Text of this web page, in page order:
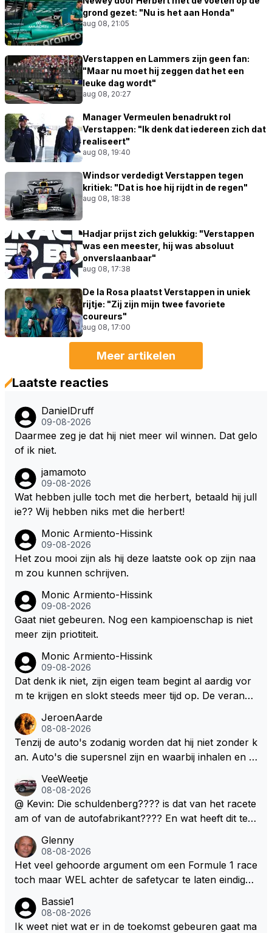
grond gezet: "Nu is het aan Honda"
aug 08, 21:05
Verstappen en Lammers zijn geen fan:
"Maar nu moet hij zeggen dat het een
leuke dag wordt"
aug 08, 20:27
Manager Vermeulen benadrukt rol
Verstappen: "Ik denk dat iedereen zich dat
realiseert"
aug 08, 19:40
Windsor verdedigt Verstappen tegen
kritiek: "Dat is hoe hij rijdt in de regen"
aug 08, 18:38
Hadjar prijst zich gelukkig: "Verstappen
was een meester, hij was absoluut
onverslaanbaar"
aug 08, 17:38
De la Rosa plaatst Verstappen in uniek
rijtje: "Zij zijn mijn twee favoriete
coureurs"
aug 08, 17:00
Meer artikelen
Laatste reacties
DanielDruff
09-08-2026
Daarmee zeg je dat hij niet meer wil winnen. Dat gelo
of ik niet.
jamamoto
09-08-2026
Wat hebben julle toch met die herbert, betaald hij jull
ie?? Wij hebben niks met die herbert!
Monic Armiento-Hissink
09-08-2026
Het zou mooi zijn als hij deze laatste ook op zijn naa
m zou kunnen schrijven.
Monic Armiento-Hissink
09-08-2026
Gaat niet gebeuren. Nog een kampioenschap is niet
meer zijn priotiteit.
Monic Armiento-Hissink
09-08-2026
Dat denk ik niet, zijn eigen team begint al aardig vor
m te krijgen en slokt steeds meer tijd op. De verande
en zullen ben ik bang niet het gewenste effect hebb
en. Mocht het wel zo zijn dan zal het 3 jaar zijn, hoo
guit 5 jaar maar echt niet langer. Vergeet niet, hij hee
em meer plezier gebracht dan de F1 op dit moment.
JeroenAarde
08-08-2026
Tenzij de auto's zodanig worden dat hij niet zonder k
an. Auto's die supersnel zijn en waarbij inhalen en v
ronkende motoren en op de grenzen rijden van de
mogelijkheden. Het ouderwetse racen waarbij de ma
nnen en jongens verdeeld worden. Als deze auto's g
uden dan dat hij op dit moment beweerd. Dan kan hij
zijn talenten en uitzonderlijke klasse laten zien en he
eft daar enorm veel lol aan.
VeeWeetje
08-08-2026
@ Kevin: Die schuldenberg???? is dat van het racete
am of van de autofabrikant???? En wat heeft dit te
ert nu de spindoctor van newey geworden?? Eerlijk
gezegd snap ik de de kop én het artikel niet echt.
Glenny
08-08-2026
Het veel gehoorde argument om een Formule 1 race
toch maar WEL achter de safetycar te laten eindigen
dat men vreest voor een brandstof tekort. Kennelijk
rijden de teams met tot op de liter afgemeten peut...
Bassie1
08-08-2026
Ik weet niet wat er in de toekomst gebeuren gaat ma